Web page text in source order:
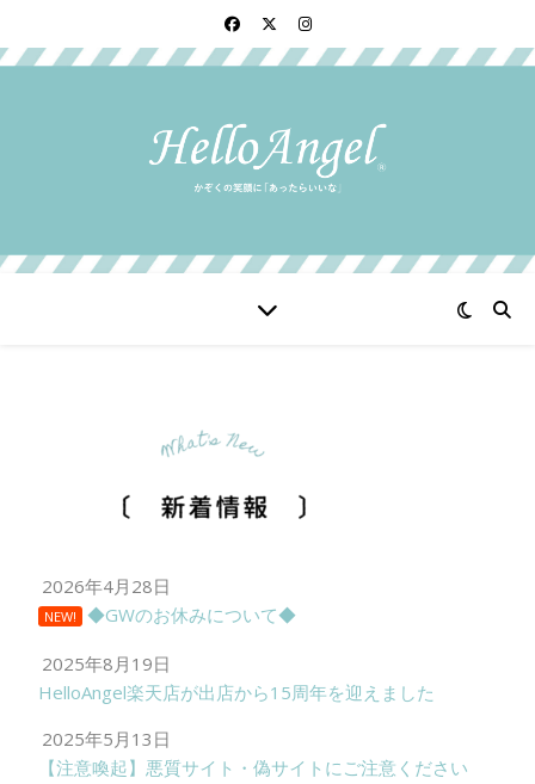
2026年4月28日
NEW! ◆GWのお休みについて◆
2025年8月19日
HelloAngel楽天店が出店から15周年を迎えました
2025年5月13日
【注意喚起】悪質サイト・偽サイトにご注意ください